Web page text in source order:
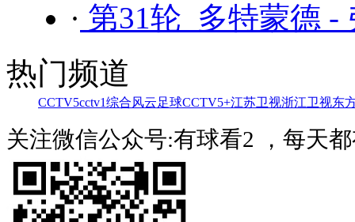
· 第31轮 多特蒙德 -
热门频道
CCTV5cctv1综合风云足球CCTV5+江苏卫视浙江卫视东
关注微信公众号:有球看2 ，每天